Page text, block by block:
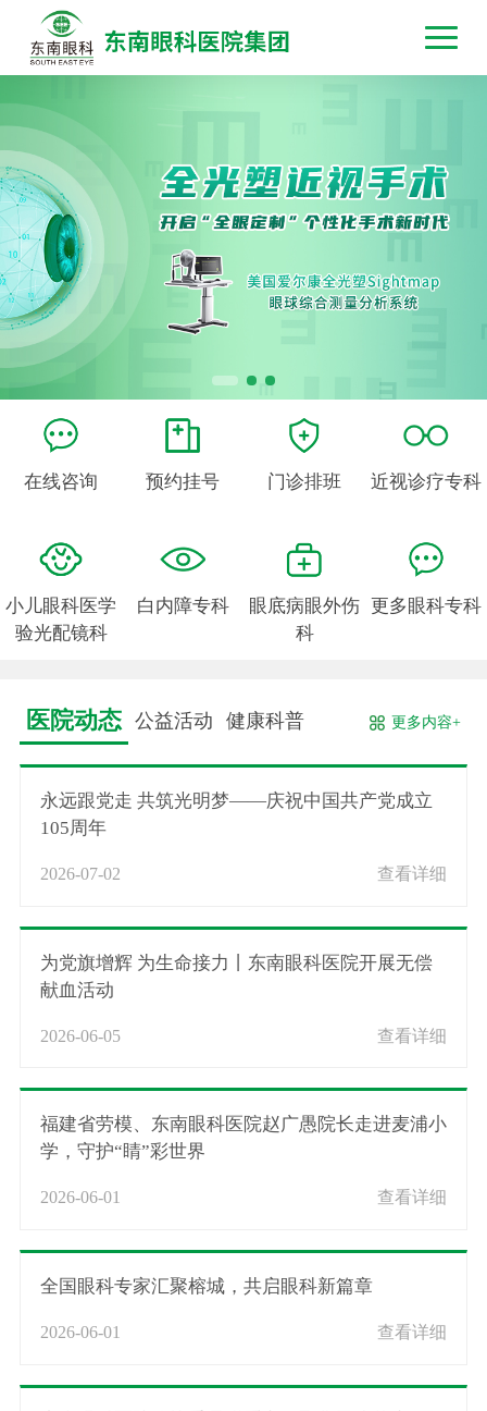
在线咨询 预约挂号 门诊排班 近视诊疗专科
小儿眼科医学
验光配镜科
白内障专科
眼底病眼外伤
科
更多眼科专科
医院动态 公益活动 健康科普 更多内容+
永远跟党走 共筑光明梦——庆祝中国共产党成立
105周年
2026-07-02 查看详细
为党旗增辉 为生命接力丨东南眼科医院开展无偿
献血活动
2026-06-05 查看详细
福建省劳模、东南眼科医院赵广愚院长走进麦浦小
学，守护“睛”彩世界
2026-06-01 查看详细
全国眼科专家汇聚榕城，共启眼科新篇章
2026-06-01 查看详细